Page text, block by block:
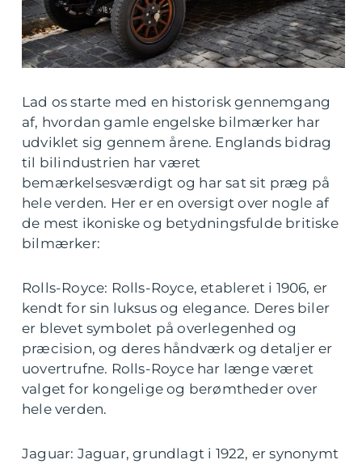
Lad os starte med en historisk gennemgang
af, hvordan gamle engelske bilmærker har
udviklet sig gennem årene. Englands bidrag
til bilindustrien har været
bemærkelsesværdigt og har sat sit præg på
hele verden. Her er en oversigt over nogle af
de mest ikoniske og betydningsfulde britiske
bilmærker:
Rolls-Royce: Rolls-Royce, etableret i 1906, er
kendt for sin luksus og elegance. Deres biler
er blevet symbolet på overlegenhed og
præcision, og deres håndværk og detaljer er
uovertrufne. Rolls-Royce har længe været
valget for kongelige og berømtheder over
hele verden.
Jaguar: Jaguar, grundlagt i 1922, er synonymt